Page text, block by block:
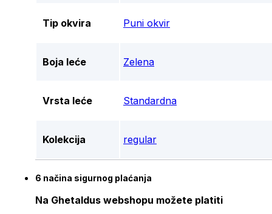
Tip okvira Puni okvir
Boja leće Zelena
Vrsta leće Standardna
Kolekcija regular
6 načina sigurnog plaćanja
Na Ghetaldus webshopu možete platiti